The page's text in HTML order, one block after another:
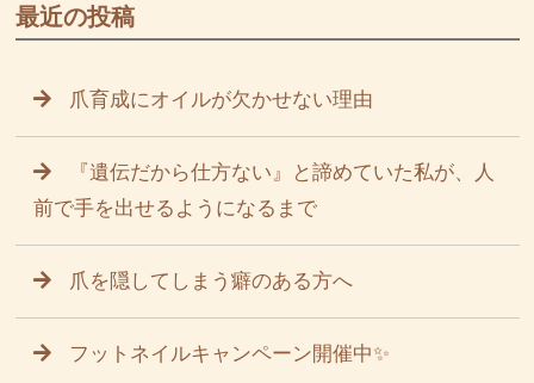
最近の投稿
爪育成にオイルが欠かせない理由
『遺伝だから仕方ない』と諦めていた私が、人
前で手を出せるようになるまで
爪を隠してしまう癖のある方へ
フットネイルキャンペーン開催中✨